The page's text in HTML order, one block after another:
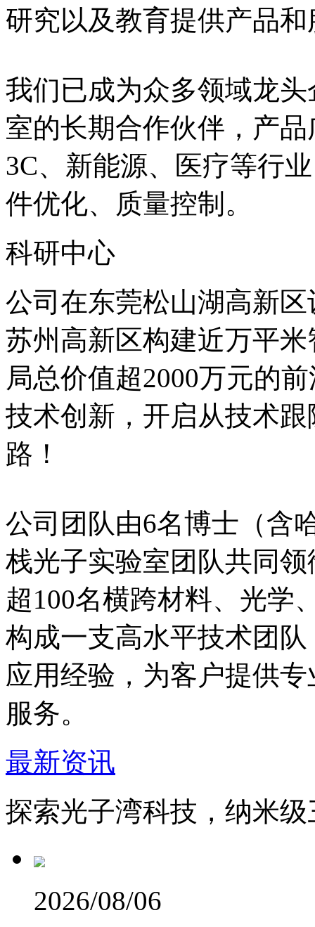
研究以及教育提供产品和
我们已成为众多领域龙
室的长期合作伙伴，产
3C、新能源、医疗等行
件优化、质量控制。
科研中心
公司在东莞松山湖高新
苏州高新区构建近万平
局总价值超2000万元的
技术创新，开启从技术
路！
公司团队由6名博士（含
栈光子实验室团队共同
超100名横跨材料、光学
构成一支高水平技术团
应用经验，为客户提供
服务。
最新资讯
探索光子湾科技，纳米
2026/08/06